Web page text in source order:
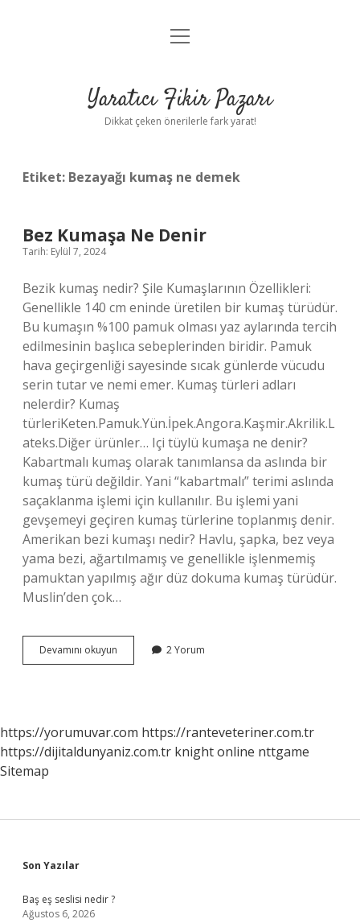
Anasayfa
Yasal Uyarı
menüyü
Yaratıcı Fikir Pazarı
Dikkat çeken önerilerle fark yarat!
Etiket: Bezayağı kumaş ne demek
Bez Kumaşa Ne Denir
Tarih: Eylül 7, 2024
Bezik kumaş nedir? Şile Kumaşlarının Özellikleri:
Genellikle 140 cm eninde üretilen bir kumaş türüdür.
Bu kumaşın %100 pamuk olması yaz aylarında tercih
edilmesinin başlıca sebeplerinden biridir. Pamuk
hava geçirgenliği sayesinde sıcak günlerde vücudu
serin tutar ve nemi emer. Kumaş türleri adları
nelerdir? Kumaş
türleriKeten.Pamuk.Yün.İpek.Angora.Kaşmir.Akrilik.L
ateks.Diğer ürünler… Içi tüylü kumaşa ne denir?
Kabartmalı kumaş olarak tanımlansa da aslında bir
kumaş türü değildir. Yani “kabartmalı” terimi aslında
saçaklanma işlemi için kullanılır. Bu işlemi yani
gevşemeyi geçiren kumaş türlerine toplanmış denir.
Amerikan bezi kumaşı nedir? Havlu, şapka, bez veya
yama bezi, ağartılmamış ve genellikle işlenmemiş
pamuktan yapılmış ağır düz dokuma kumaş türüdür.
Muslin’den çok…
Devamını okuyun
Kumaşa
2 Yorum
https://yorumuvar.com https://ranteveteriner.com.tr
https://dijitaldunyaniz.com.tr knight online nttgame
Sitemap
Sidebar
Son Yazılar
Baş eş seslisi nedir ?
Ağustos 6, 2026